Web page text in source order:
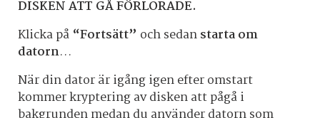
DISKEN ATT GÅ FÖRLORADE.
Klicka på “Fortsätt” och sedanstarta om
datorn…
När din dator är igång igen efter omstart
kommer kryptering av disken att pågå i